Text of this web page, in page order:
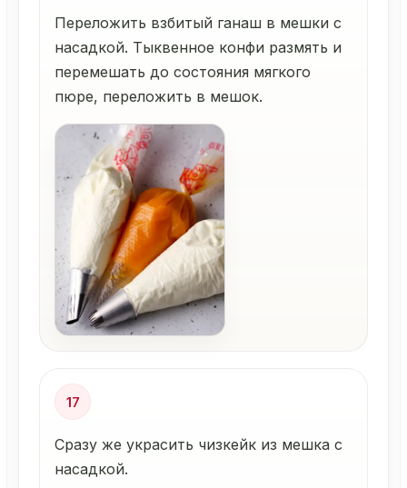
Переложить взбитый ганаш в мешки с
насадкой. Тыквенное конфи размять и
перемешать до состояния мягкого
пюре, переложить в мешок.
17
Сразу же украсить чизкейк из мешка с
насадкой.